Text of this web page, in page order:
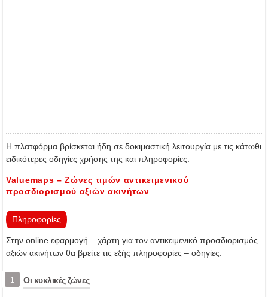
Η πλατφόρμα βρίσκεται ήδη σε δοκιμαστική λειτουργία με τις κάτωθι
ειδικότερες οδηγίες χρήσης της και πληροφορίες.
Valuemaps – Ζώνες τιμών αντικειμενικού
προσδιορισμού αξιών ακινήτων
Πληροφορίες
Στην online εφαρμογή – χάρτη για τον αντικειμενικό προσδιορισμός
αξιών ακινήτων θα βρείτε τις εξής πληροφορίες – οδηγίες:
1 Οι κυκλικές ζώνες